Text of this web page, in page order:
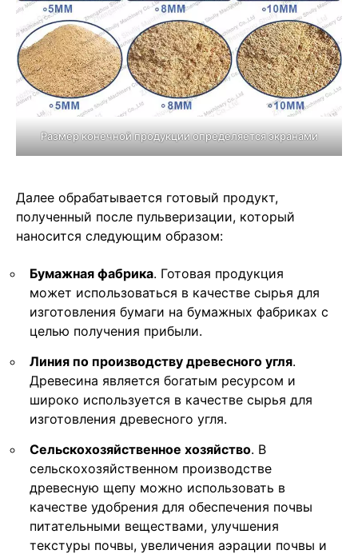
Размер конечной продукции определяется экранами
Далее обрабатывается готовый продукт,
полученный после пульверизации, который
наносится следующим образом:
Бумажная фабрика. Готовая продукция
может использоваться в качестве сырья для
изготовления бумаги на бумажных фабриках с
целью получения прибыли.
Линия по производству древесного угля.
Древесина является богатым ресурсом и
широко используется в качестве сырья для
изготовления древесного угля.
Сельскохозяйственное хозяйство. В
сельскохозяйственном производстве
древесную щепу можно использовать в
качестве удобрения для обеспечения почвы
питательными веществами, улучшения
текстуры почвы, увеличения аэрации почвы и